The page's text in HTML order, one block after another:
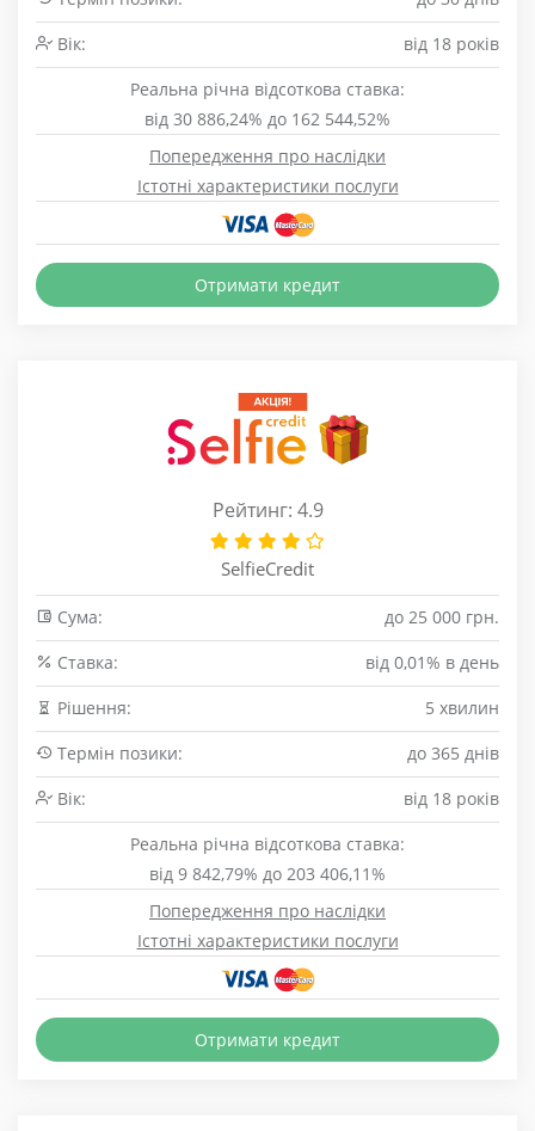
Вік:
від 18 років
Реальна річна відсоткова ставка:
від 30 886,24% до 162 544,52%
Попередження про наслідки
Істотні характеристики послуги
Отримати кредит
Рейтинг: 4.9
SelfieCredit
Сума:
до 25 000 грн.
Cтавка:
від 0,01% в день
Рішення:
5 хвилин
Термін позики:
до 365 днів
Вік:
від 18 років
Реальна річна відсоткова ставка:
від 9 842,79% до 203 406,11%
Попередження про наслідки
Істотні характеристики послуги
Отримати кредит